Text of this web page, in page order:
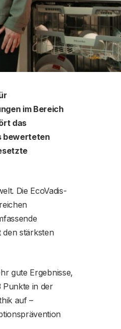
im Bereich
das
bewerteten
Die EcoVadis-
den stärksten
gute Ergebnisse,
Punkte in der
auf –